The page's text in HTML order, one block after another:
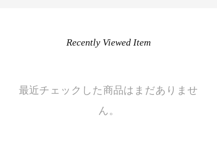
Recently Viewed Item
最近チェックした商品はまだありませ
ん。